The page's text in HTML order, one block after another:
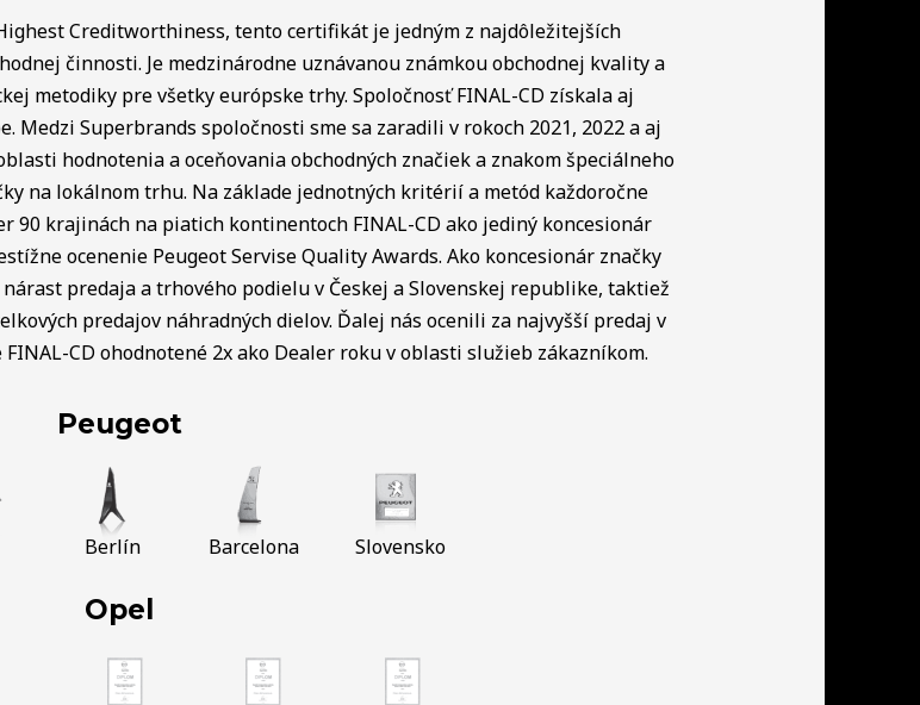
Creditworthiness, tento certifikát je jedným z najdôležitejších
činnosti. Je medzinárodne uznávanou známkou obchodnej kvality a
metodiky pre všetky európske trhy. Spoločnosť FINAL-CD získala aj
Superbrands spoločnosti sme sa zaradili v rokoch 2021, 2022 a aj
hodnotenia a oceňovania obchodných značiek a znakom špeciálneho
na lokálnom trhu. Na základe jednotných kritérií a metód každoročne
90 krajinách na piatich kontinentoch FINAL-CD ako jediný koncesionár
ocenenie Peugeot Servise Quality Awards. Ako koncesionár značky
predaja a trhového podielu v Českej a Slovenskej republike, taktiež
predajov náhradných dielov. Ďalej nás ocenili za najvyšší predaj v
CD ohodnotené 2x ako Dealer roku v oblasti služieb zákazníkom.
Peugeot
Berlín Barcelona Slovensko
Opel